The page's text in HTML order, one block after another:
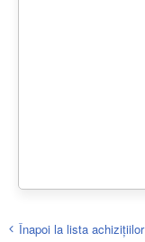
Înapoi la lista achiziţiilor